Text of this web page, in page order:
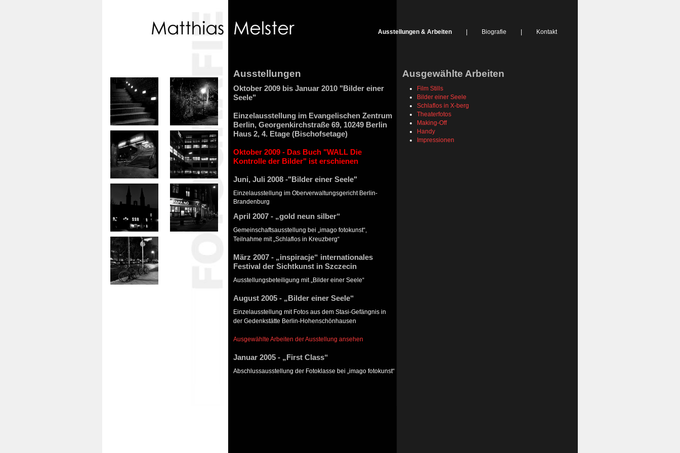
Ausstellungen & Arbeiten | Biografie | Kontakt
Ausgewählte Arbeiten
Film Stills
Bilder einer Seele
Schlaflos in X-berg
Theaterfotos
Making-Off
Handy
Impressionen
Ausstellungen
Oktober 2009 bis Januar 2010 "Bilder einer
Seele"
Einzelausstellung im Evangelischen Zentrum
Berlin, Georgenkirchstraße 69, 10249 Berlin
Haus 2, 4. Etage (Bischofsetage)
Oktober 2009 - Das Buch "WALL Die
Kontrolle der Bilder" ist erschienen
Juni, Juli 2008 -"Bilder einer Seele"
Einzelausstellung im Oberverwaltungsgericht Berlin-
Brandenburg
April 2007 - „gold neun silber“
Gemeinschaftsausstellung bei „imago fotokunst“,
Teilnahme mit „Schlaflos in Kreuzberg“
März 2007 - „inspiracje“ internationales
Festival der Sichtkunst in Szczecin
Ausstellungsbeteiligung mit „Bilder einer Seele“
August 2005 - „Bilder einer Seele“
Einzelausstellung mit Fotos aus dem Stasi-Gefängnis in
der Gedenkstätte Berlin-Hohenschönhausen
Ausgewählte Arbeiten der Ausstellung ansehen
Januar 2005 - „First Class“
Abschlussausstellung der Fotoklasse bei „imago fotokunst“